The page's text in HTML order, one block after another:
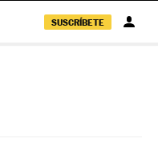
SUSCRÍBETE